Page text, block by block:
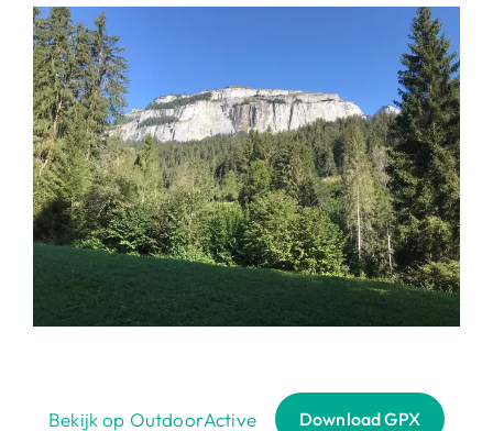
Bekijk op OutdoorActive Download GPX